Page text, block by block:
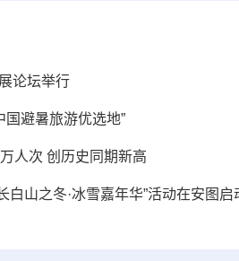
论坛举行
国避暑旅游优选地”
人次 创历史同期新高
白山之冬·冰雪嘉年华”活动在安图启